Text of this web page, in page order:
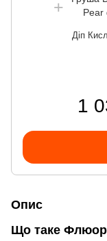
Діп
1
Опис
Що таке